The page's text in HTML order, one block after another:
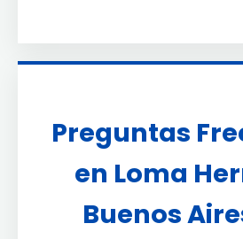
Preguntas
en Loma
Buenos